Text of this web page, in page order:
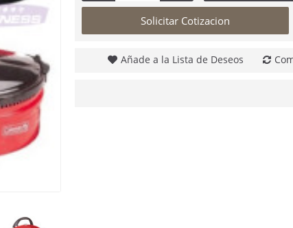
Solicitar Cotizacion
Añade a la Lista de Deseos